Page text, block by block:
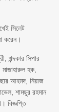
সিলেট
করেন।
খন্দকার সিপার
হক,
আহমদ, নিয়াজ
শামছুর রহমান
বিজ্ঞপ্তি